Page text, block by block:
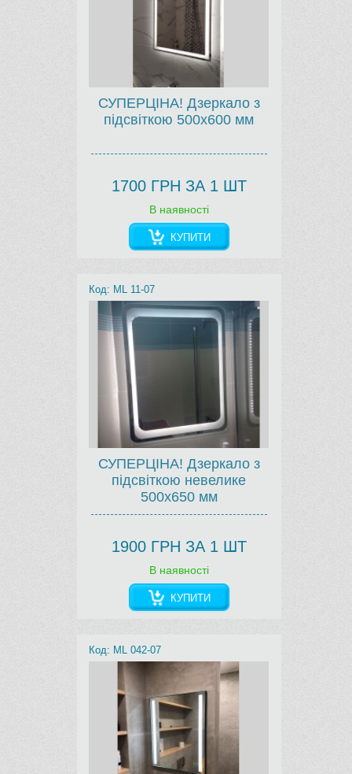
СУПЕРЦІНА! Дзеркало з
підсвіткою 500х600 мм
1700 ГРН ЗА 1 ШТ
В наявності
КУПИТИ
Код: ML 11-07
СУПЕРЦІНА! Дзеркало з
підсвіткою невелике
500х650 мм
1900 ГРН ЗА 1 ШТ
В наявності
КУПИТИ
Код: ML 042-07